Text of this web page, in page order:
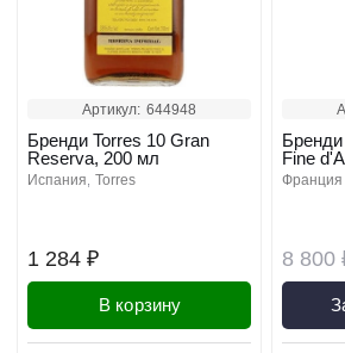
Артикул: 644948
1 284 ₽
Бренди Torres 10 Gran
Reserva, 200 мл
испания torres
В корзину
8 800
Fine
франция